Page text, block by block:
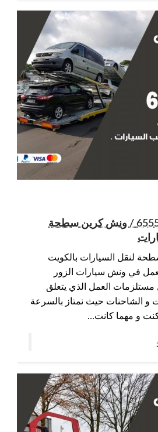
ونش الزور / 65557275 / ونش كرين سطحة
لنقل السيارات بالكويت
في ونش سيارات الزور
مستلزمات العمل الذي يتعلق
و الشاحنات حيث نمتاز بالسرعة
كنت و مهما كانت…